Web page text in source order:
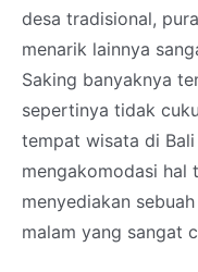
desa tradisional,
menarik lainnya
Saking banyaknya
sepertinya tidak
tempat wisata di
mengakomodasi hal
menyediakan
malam yang sangat